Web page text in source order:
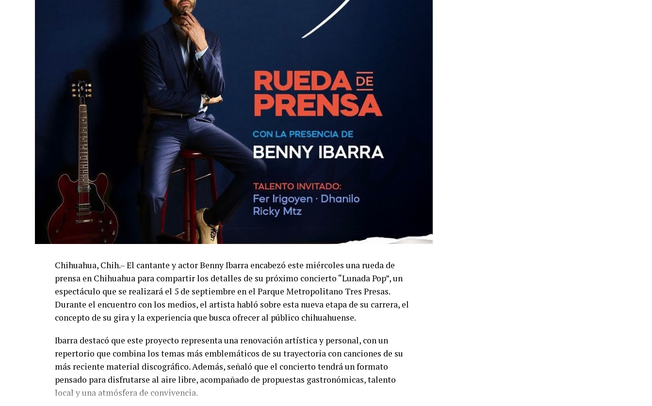
Chihuahua, Chih.– El cantante y actor Benny Ibarra encabezó este miércoles una rueda de
prensa en Chihuahua para compartir los detalles de su próximo concierto “Lunada Pop”, un
espectáculo que se realizará el 5 de septiembre en el Parque Metropolitano Tres Presas.
Durante el encuentro con los medios, el artista habló sobre esta nueva etapa de su carrera, el
concepto de su gira y la experiencia que busca ofrecer al público chihuahuense.
Ibarra destacó que este proyecto representa una renovación artística y personal, con un
repertorio que combina los temas más emblemáticos de su trayectoria con canciones de su
más reciente material discográfico. Además, señaló que el concierto tendrá un formato
pensado para disfrutarse al aire libre, acompañado de propuestas gastronómicas, talento
local y una atmósfera de convivencia.